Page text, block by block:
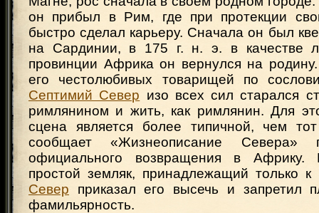
он прибыл в Рим, где при протекции
быстро сделал карьеру. Сначала он был
на Сардинии, в 175 г. н. э. в качестве
провинции Африка он вернулся на
его честолюбивых товарищей по
Септимий Север изо всех сил старался
римлянином и жить, как римлянин. Для
сцена является более типичной, чем
сообщает «Жизнеописание
официального возвращения в Африку.
простой земляк, принадлежащий только
Север приказал его высечь и запретил
фамильярность.